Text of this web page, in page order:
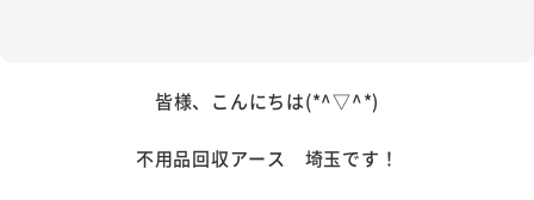
皆様、こんにちは(*^▽^*)
不用品回収アース 埼玉です！